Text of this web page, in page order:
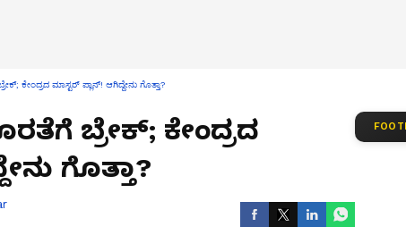
ಕೇಂದ್ರದ ಮಾಸ್ಟರ್ ಪ್ಲಾನ್! ಆಗಿದ್ದೇನು ಗೊತ್ತಾ?
ಬ್ರೇಕ್; ಕೇಂದ್ರದ
ಗೊತ್ತಾ?